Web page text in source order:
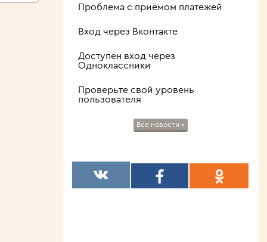
Проблема с приёмом платежей
Вход через Вконтакте
Доступен вход через
Одноклассники
Проверьте свой уровень
пользователя
Все новости »